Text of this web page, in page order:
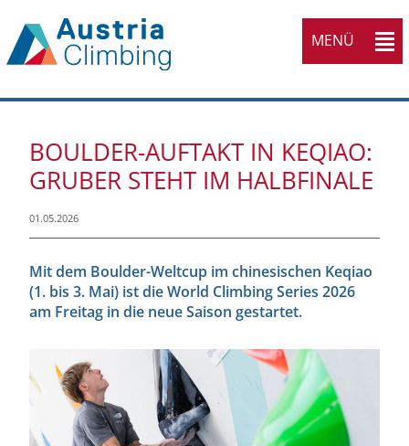
MENÜ
BOULDER-AUFTAKT IN KEQIAO:
GRUBER STEHT IM HALBFINALE
01.05.2026
Mit dem Boulder-Weltcup im chinesischen Keqiao
(1. bis 3. Mai) ist die World Climbing Series 2026
am Freitag in die neue Saison gestartet.